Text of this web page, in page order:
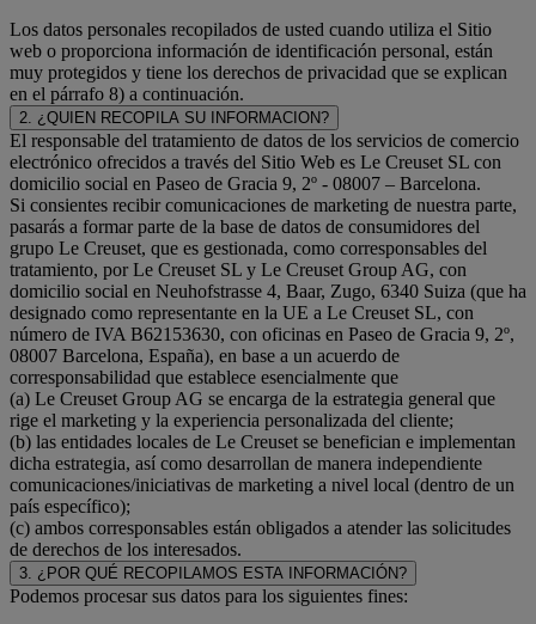
Los datos personales recopilados de usted cuando utiliza el Sitio
web o proporciona información de identificación personal, están
muy protegidos y tiene los derechos de privacidad que se explican
en el párrafo 8) a continuación.
2. ¿QUIEN RECOPILA SU INFORMACION?
El responsable del tratamiento de datos de los servicios de comercio
electrónico ofrecidos a través del Sitio Web es Le Creuset SL con
domicilio social en Paseo de Gracia 9, 2º - 08007 – Barcelona.
Si consientes recibir comunicaciones de marketing de nuestra parte,
pasarás a formar parte de la base de datos de consumidores del
grupo Le Creuset, que es gestionada, como corresponsables del
tratamiento, por Le Creuset SL y Le Creuset Group AG, con
domicilio social en Neuhofstrasse 4, Baar, Zugo, 6340 Suiza (que ha
designado como representante en la UE a Le Creuset SL, con
número de IVA B62153630, con oficinas en Paseo de Gracia 9, 2º,
08007 Barcelona, España), en base a un acuerdo de
corresponsabilidad que establece esencialmente que
(a) Le Creuset Group AG se encarga de la estrategia general que
rige el marketing y la experiencia personalizada del cliente;
(b) las entidades locales de Le Creuset se benefician e implementan
dicha estrategia, así como desarrollan de manera independiente
comunicaciones/iniciativas de marketing a nivel local (dentro de un
país específico);
(c) ambos corresponsables están obligados a atender las solicitudes
de derechos de los interesados.
3. ¿POR QUÉ RECOPILAMOS ESTA INFORMACIÓN?
Podemos procesar sus datos para los siguientes fines: